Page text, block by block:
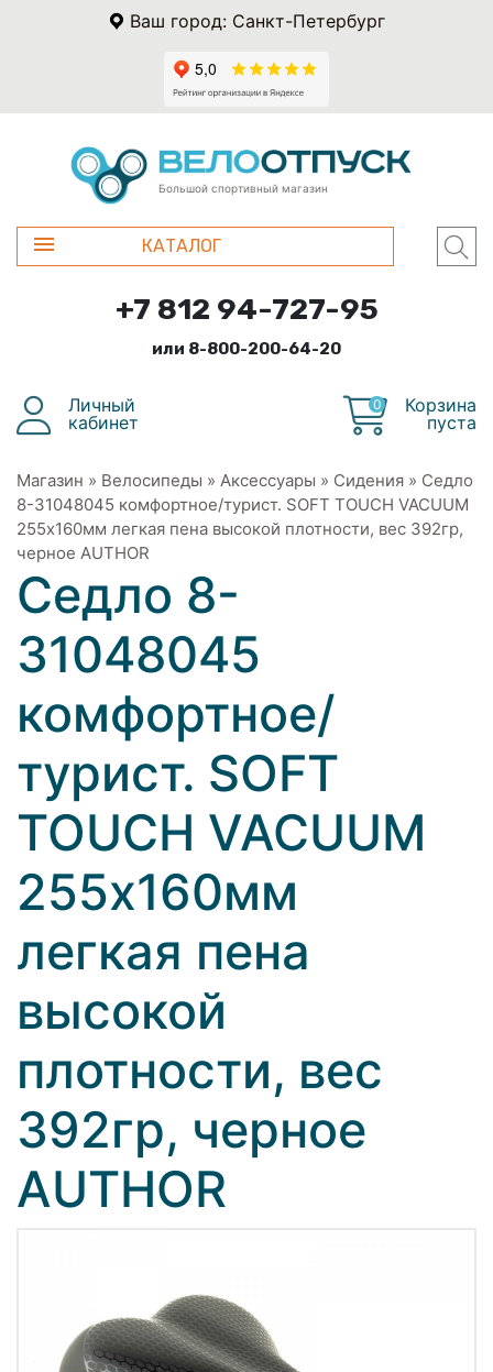
Ваш город: Санкт-Петербург
Большой спортивный магазин
КАТАЛОГ
+7 812 94-727-95
или 8-800-200-64-20
Личный
кабинет
0
Корзина
пуста
Магазин » Велосипеды » Аксессуары » Сидения » Седло
8-31048045 комфортное/турист. SOFT TOUCH VACUUM
255х160мм легкая пена высокой плотности, вес 392гр,
черное AUTHOR
Седло 8-
31048045
комфортное/
турист. SOFT
TOUCH VACUUM
255х160мм
легкая пена
высокой
плотности, вес
392гр, черное
AUTHOR